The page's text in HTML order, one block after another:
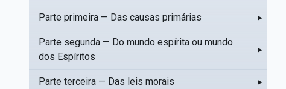
Parte primeira — Das causas primárias ▸
Parte segunda — Do mundo espírita ou mundo
dos Espíritos
▸
Parte terceira — Das leis morais ▸